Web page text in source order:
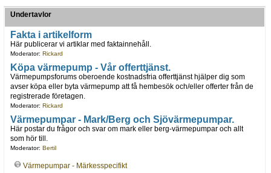
Undertavlor
Fakta i artikelform
Här publicerar vi artiklar med faktainnehåll.
Moderator: Rickard
Köpa värmepump - Vår offerttjänst.
Värmepumpsforums oberoende kostnadsfria offerttjänst hjälper dig som
avser köpa eller byta värmepump att få hembesök och/eller offerter från de
registrerade företagen.
Moderator: Rickard
Värmepumpar - Mark/Berg och Sjövärmepumpar.
Här postar du frågor och svar om mark eller berg-värmepumpar och allt
som hör till.
Moderator: Bertil
Värmepumpar - Märkesspecifikt